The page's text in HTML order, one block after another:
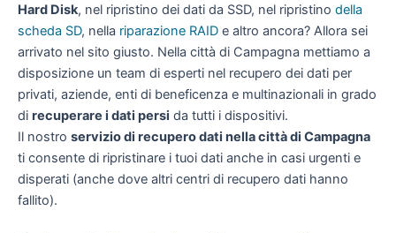
Hard Disk, nel ripristino dei dati da SSD, nel ripristino della
scheda SD, nella riparazione RAID e altro ancora? Allora sei
arrivato nel sito giusto. Nella città di Campagna mettiamo a
disposizione un team di esperti nel recupero dei dati per
privati, aziende, enti di beneficenza e multinazionali in grado
di recuperare i dati persi da tutti i dispositivi.
Il nostro servizio di recupero dati nella città di Campagna
ti consente di ripristinare i tuoi dati anche in casi urgenti e
disperati (anche dove altri centri di recupero dati hanno
fallito).